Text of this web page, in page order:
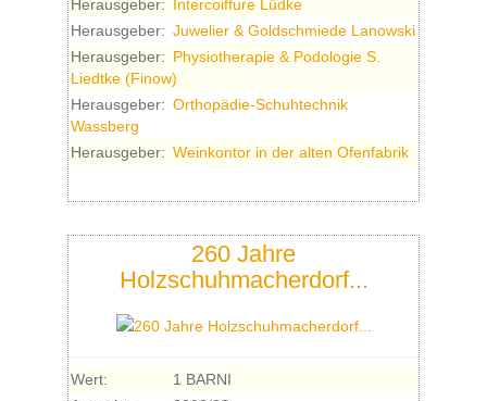
Herausgeber: Intercoiffure Lüdke
Herausgeber: Juwelier & Goldschmiede Lanowski
Herausgeber: Physiotherapie & Podologie S.
Liedtke (Finow)
Herausgeber: Orthopädie-Schuhtechnik
Wassberg
Herausgeber: Weinkontor in der alten Ofenfabrik
260 Jahre
Holzschuhmacherdorf...
Wert:
1 BARNI